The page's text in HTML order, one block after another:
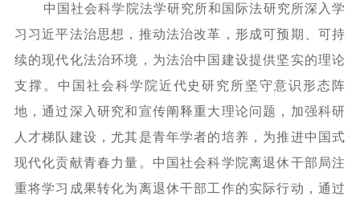
中国社会科学院法学研究所和国际法研究所深入学
习习近平法治思想，推动法治改革，形成可预期、可持
续的现代化法治环境，为法治中国建设提供坚实的理论
支撑。中国社会科学院近代史研究所坚守意识形态阵
地，通过深入研究和宣传阐释重大理论问题，加强科研
人才梯队建设，尤其是青年学者的培养，为推进中国式
现代化贡献青春力量。中国社会科学院离退休干部局注
重将学习成果转化为离退休干部工作的实际行动，通过